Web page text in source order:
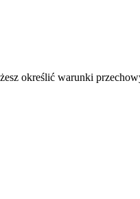
określić warunki